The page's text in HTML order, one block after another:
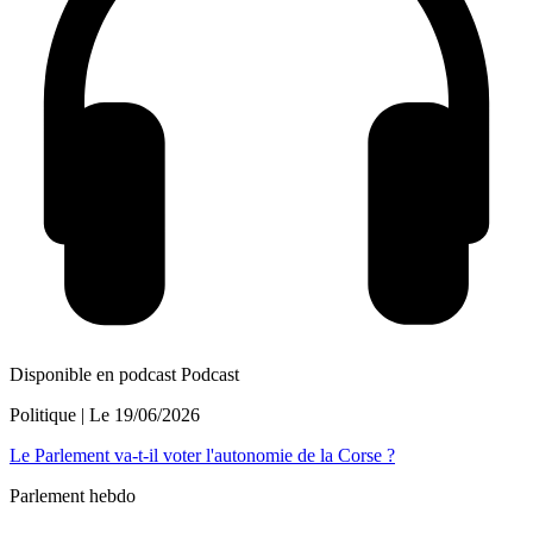
Disponible en podcast Podcast
Politique | Le 19/06/2026
Le Parlement va-t-il voter l'autonomie de la Corse ?
Parlement hebdo